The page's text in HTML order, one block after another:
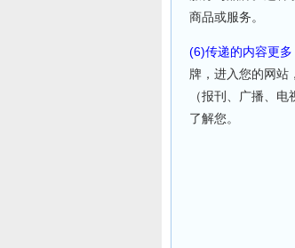
商品或服务。
(6)传递的内容更多
牌，进入您的网站
（报刊、广播、
了解您。